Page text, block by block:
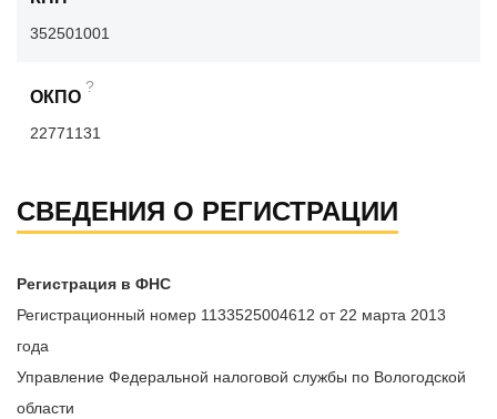
352501001
ОКПО
?
22771131
СВЕДЕНИЯ О РЕГИСТРАЦИИ
Регистрация в ФНС
Регистрационный номер 1133525004612 от 22 марта 2013
года
Управление Федеральной налоговой службы по Вологодской
области